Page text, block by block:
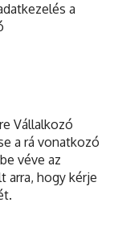
a
Vállalkozó
a rá vonatkozó
véve az
arra, hogy kérje